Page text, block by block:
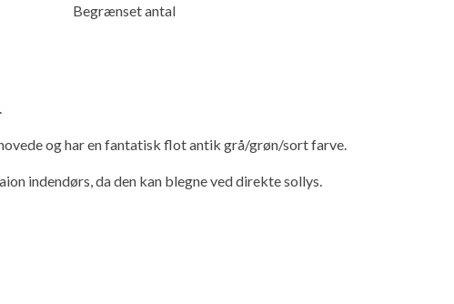
Begrænset antal
og har en fantatisk flot antik grå/grøn/sort farve.
indendørs, da den kan blegne ved direkte sollys.